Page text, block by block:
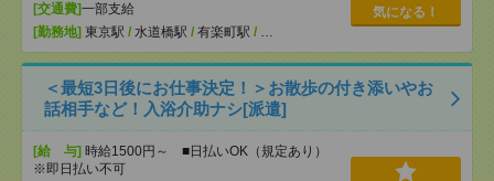
[交通費]一部支給
[勤務地] 東京駅 / 水道橋駅 / 有楽町駅 / …
気になる！
＜最短3日後にお仕事決定！＞お散歩の付き添いやお
話相手など！入浴介助ナシ[派遣]
[給 与] 時給1500円～ ■日払いOK（規定あり）
※即日払い不可